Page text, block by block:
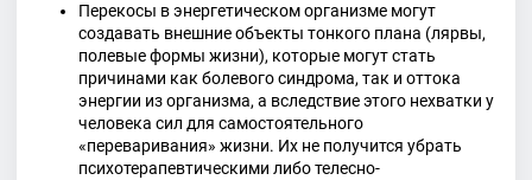
Перекосы в энергетическом организме могут
создавать внешние объекты тонкого плана (лярвы,
полевые формы жизни), которые могут стать
причинами как болевого синдрома, так и оттока
энергии из организма, а вследствие этого нехватки у
человека сил для самостоятельного
«переваривания» жизни. Их не получится убрать
психотерапевтическими либо телесно-